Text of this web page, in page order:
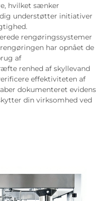
hvilket sænker
understøtter initiativer
rengøringssystemer
har opnået de
af
renhed af skyllevand
effektiviteten af
dokumenteret evidens
din virksomhed ved